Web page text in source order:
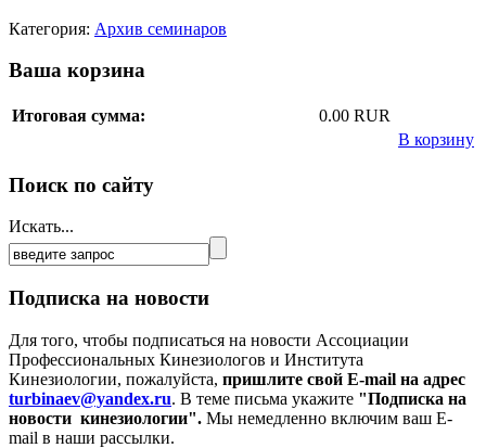
Категория: Архив семинаров
Ваша корзина
Итоговая сумма:
0.00 RUR
В корзину
Поиск по сайту
Искать...
Подписка на новости
Для того, чтобы подписаться на новости Ассоциации
Профессиональных Кинезиологов и Института
Кинезиологии, пожалуйста, пришлите свой E-mail на адрес
turbinaev@yandex.ru. В теме письма укажите "Подписка на
новости кинезиологии". Мы немедленно включим ваш E-
mail в наши рассылки.